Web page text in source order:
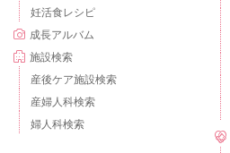
妊活食レシピ
成長アルバム
施設検索
産後ケア施設検索
産婦人科検索
婦人科検索